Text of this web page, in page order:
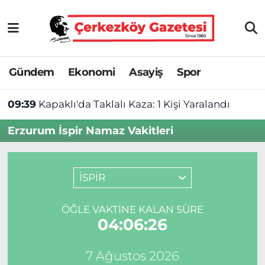
Gündem Ekonomi Asayiş Spor
09:39 Kapaklı'da Taklalı Kaza: 1 Kişi Yaralandı
Erzurum İspir Namaz Vakitleri
İSPİR
ÖĞLE VAKTINE KALAN SÜRE
04:06:25
7 Ağustos 2026
Asayiş
Ekonomi
Gündem
Haber
Kültür&Sanat
Tekirdağ Nöbetçi Eczaneler
Tekirdağ Hava Durumu
Tekirdağ Namaz Vakitleri
Tekirdağ Trafik Yoğunluk Haritası
Süper Lig Puan Durumu ve Fikstür
Son Dakika Haberleri
Haber Arşivi